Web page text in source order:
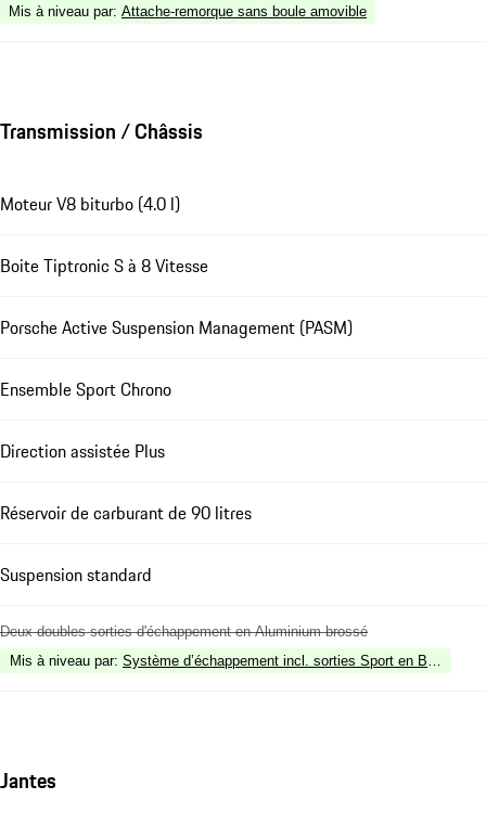
Mis à niveau par: Attache-remorque sans boule amovible
Transmission / Châssis
Moteur V8 biturbo (4.0 l)
Boite Tiptronic S à 8 Vitesse
Porsche Active Suspension Management (PASM)
Ensemble Sport Chrono
Direction assistée Plus
Réservoir de carburant de 90 litres
Suspension standard
Deux doubles sorties d'échappement en Aluminium brossé
Mis à niveau par: Système d’échappement incl. sorties Sport en Bronze
Jantes